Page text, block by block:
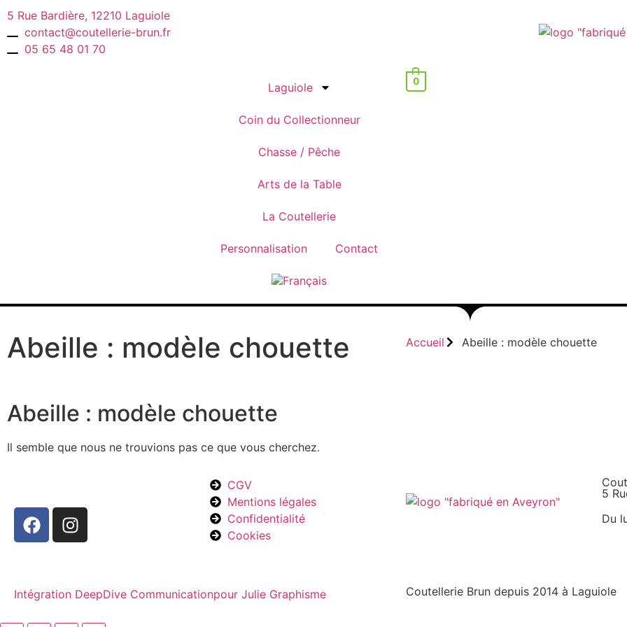
5 Rue Bardière, 12210 Laguiole
contact@coutellerie-brun.fr
05 65 48 01 70
Laguiole
Coin du Collectionneur
Chasse / Pêche
Arts de la Table
La Coutellerie
Personnalisation Contact
0
Abeille : modèle chouette Accueil Abeille : modèle chouette
Abeille : modèle chouette
Il semble que nous ne trouvions pas ce que vous cherchez.
CGV
Mentions légales
Confidentialité
Cookies
5
Du
Intégration DeepDive Communicationpour Julie Graphisme Coutellerie Brun depuis 2014 à Laguiole